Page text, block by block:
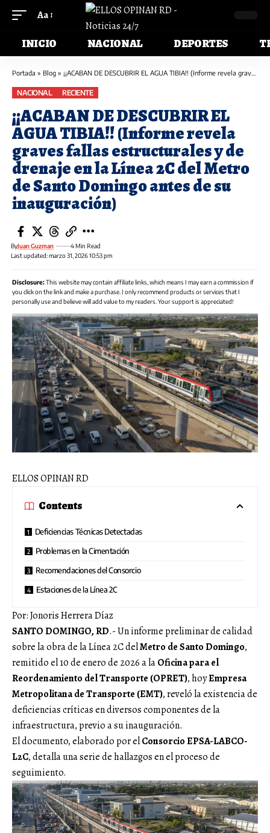
Aa
INICIO NACIONAL DEPORTES
Portada » Blog » ¡¡ACABAN DE DESCUBRIR EL AGUA TIBIA!! (Informe revela graves fallas estructurales y de drenaje en la Línea 2C del Metro de Santo Domingo antes de su inauguración)
NACIONAL RECIENTE
¡¡ACABAN DE DESCUBRIR EL
AGUA TIBIA!! (Informe revela
graves fallas estructurales y de
drenaje en la Línea 2C del Metro
de Santo Domingo antes de su
inauguración)
Last updated: marzo 31, 2026 10:53 pm
ByJuan Guzman 4 Min Read
Disclosure:This website may contain affiliate links, which means I may earn a commission if
you click on the link and make a purchase. I only recommend products or services that I
personally use and believe will add value to my readers. Your support is appreciated!
ELLOS OPINAN RD
Contents
Deficiencias Técnicas Detectadas
Problemas en la Cimentación
Recomendaciones del Consorcio
Estaciones de la Línea 2C
Por: Jonoris Herrera Díaz
SANTO DOMINGO, RD.- Un informe preliminar de calidad
sobre la obra de la Línea 2C delMetro de Santo Domingo,
remitido el 10 de enero de 2026 a laOficina para el
Reordenamiento del Transporte (OPRET), hoyEmpresa
Metropolitana de Transporte (EMT), reveló la existencia de
deficiencias críticas en diversos componentes de la
infraestructura, previo a su inauguración.
El documento, elaborado por elConsorcio EPSA-LABCO-
L2C, detalla una serie de hallazgos en el proceso de
seguimiento.